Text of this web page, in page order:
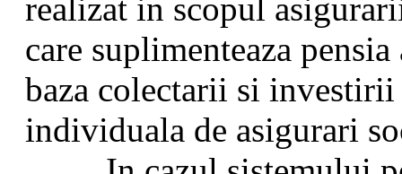
realizat in scopul
care suplimenteaza
baza colectarii si
individuala de asigurari